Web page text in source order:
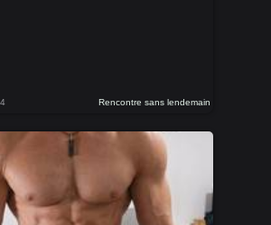
Rencontre sans lendemain